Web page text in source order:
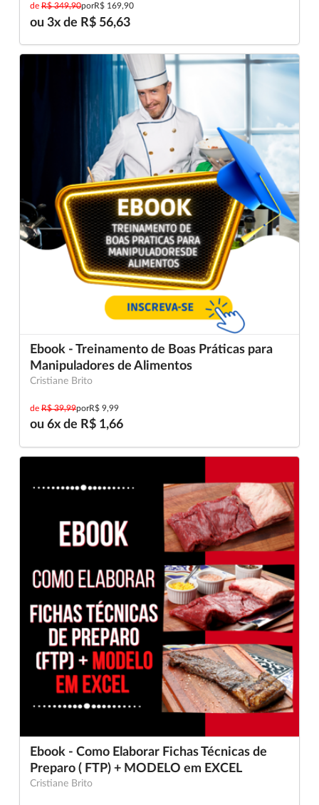
de R$ 349,90porR$ 169,90
ou 3x de R$ 56,63
Ebook - Treinamento de Boas Práticas para
Manipuladores de Alimentos
Cristiane Brito
de R$ 39,99porR$ 9,99
ou 6x de R$ 1,66
Ebook - Como Elaborar Fichas Técnicas de
Preparo ( FTP) + MODELO em EXCEL
Cristiane Brito